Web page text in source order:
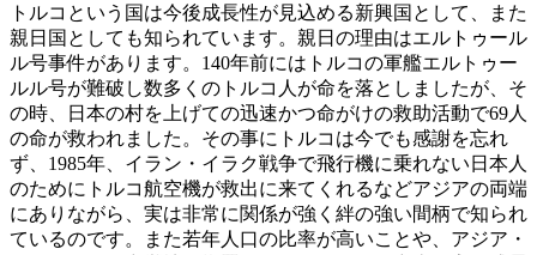
トルコという国は今後成長性が見込める新興国として、また
親日国としても知られています。親日の理由はエルトゥール
ル号事件があります。140年前にはトルコの軍艦エルトゥー
ルル号が難破し数多くのトルコ人が命を落としましたが、そ
の時、日本の村を上げての迅速かつ命がけの救助活動で69人
の命が救われました。その事にトルコは今でも感謝を忘れ
ず、1985年、イラン・イラク戦争で飛行機に乗れない日本人
のためにトルコ航空機が救出に来てくれるなどアジアの両端
にありながら、実は非常に関係が強く絆の強い間柄で知られ
ているのです。また若年人口の比率が高いことや、アジア・